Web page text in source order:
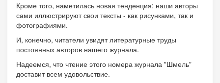
Кроме того, наметилась новая тенденция: наши авторы
сами иллюстрируют свои тексты - как рисунками, так и
фотографиями.
И, конечно, читатели увидят литературные труды
постоянных авторов нашего журнала.
Надеемся, что чтение этого номера журнала "Шмель"
доставит всем удовольствие.